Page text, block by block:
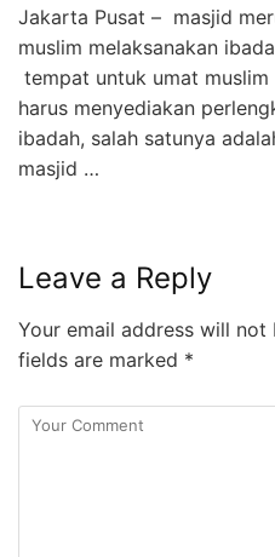
Jakarta Pusat – masjid
muslim melaksanakan
tempat untuk umat
harus menyediakan
ibadah, salah satunya
masjid …
Leave a Reply
Your email address will not
fields are marked *